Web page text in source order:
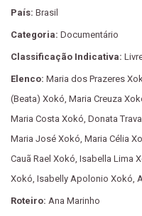
País: Brasil
Categoria: Documentário
Classificação Indicativa:
Elenco: Maria dos Prazeres
(Beata) Xokó, Maria Creuza
Maria Costa Xokó, Donata
Maria José Xokó, Maria Célia
Cauã Rael Xokó, Isabella Lima
Xokó, Isabelly Apolonio Xokó,
Roteiro: Ana Marinho